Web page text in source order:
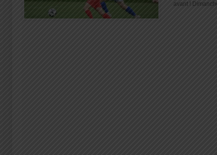
avant !